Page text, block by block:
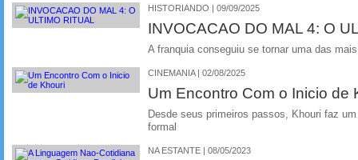
HISTORIANDO | 09/09/2025
INVOCACAO DO MAL 4: O
A franquia conseguiu se tornar uma das
CINEMANIA | 02/08/2025
Um Encontro Com o Inicio de
Desde seus primeiros passos, Khouri faz
formal
NA ESTANTE | 08/05/2023